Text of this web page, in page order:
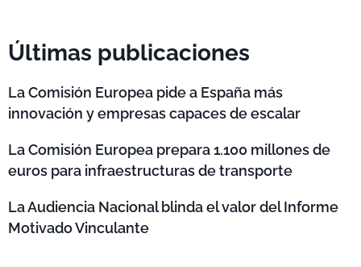
Últimas publicaciones
La Comisión Europea pide a España más
innovación y empresas capaces de escalar
La Comisión Europea prepara 1.100 millones de
euros para infraestructuras de transporte
La Audiencia Nacional blinda el valor del Informe
Motivado Vinculante